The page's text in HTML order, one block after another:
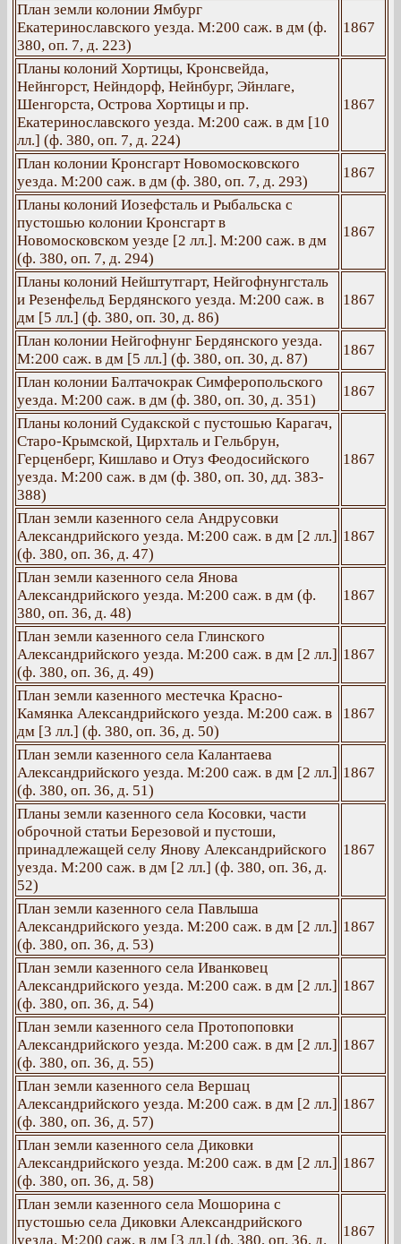
План земли колонии Ямбург
Екатеринославского уезда. М:200 саж. в дм (ф.
380, оп. 7, д. 223)
1867
Планы колоний Хортицы, Кронсвейда,
Нейнгорст, Нейндорф, Нейнбург, Эйнлаге,
Шенгорста, Острова Хортицы и пр.
Екатеринославского уезда. М:200 саж. в дм [10
лл.] (ф. 380, оп. 7, д. 224)
1867
План колонии Кронсгарт Новомосковского
уезда. М:200 саж. в дм (ф. 380, оп. 7, д. 293)
1867
Планы колоний Иозефсталь и Рыбальска с
пустошью колонии Кронсгарт в
Новомосковском уезде [2 лл.]. М:200 саж. в дм
(ф. 380, оп. 7, д. 294)
1867
Планы колоний Нейштутгарт, Нейгофнунгсталь
и Резенфельд Бердянского уезда. М:200 саж. в
дм [5 лл.] (ф. 380, оп. 30, д. 86)
1867
План колонии Нейгофнунг Бердянского уезда.
М:200 саж. в дм [5 лл.] (ф. 380, оп. 30, д. 87)
1867
План колонии Балтачокрак Симферопольского
уезда. М:200 саж. в дм (ф. 380, оп. 30, д. 351)
1867
Планы колоний Судакской с пустошью Карагач,
Старо-Крымской, Цирхталь и Гельбрун,
Герценберг, Кишлаво и Отуз Феодосийского
уезда. М:200 саж. в дм (ф. 380, оп. 30, дд. 383-
388)
1867
План земли казенного села Андрусовки
Александрийского уезда. М:200 саж. в дм [2 лл.]
(ф. 380, оп. 36, д. 47)
1867
План земли казенного села Янова
Александрийского уезда. М:200 саж. в дм (ф.
380, оп. 36, д. 48)
1867
План земли казенного села Глинского
Александрийского уезда. М:200 саж. в дм [2 лл.]
(ф. 380, оп. 36, д. 49)
1867
План земли казенного местечка Красно-
Камянка Александрийского уезда. М:200 саж. в
дм [3 лл.] (ф. 380, оп. 36, д. 50)
1867
План земли казенного села Калантаева
Александрийского уезда. М:200 саж. в дм [2 лл.]
(ф. 380, оп. 36, д. 51)
1867
Планы земли казенного села Косовки, части
оброчной статьи Березовой и пустоши,
принадлежащей селу Янову Александрийского
уезда. М:200 саж. в дм [2 лл.] (ф. 380, оп. 36, д.
52)
1867
План земли казенного села Павлыша
Александрийского уезда. М:200 саж. в дм [2 лл.]
(ф. 380, оп. 36, д. 53)
1867
План земли казенного села Иванковец
Александрийского уезда. М:200 саж. в дм [2 лл.]
(ф. 380, оп. 36, д. 54)
1867
План земли казенного села Протопоповки
Александрийского уезда. М:200 саж. в дм [2 лл.]
(ф. 380, оп. 36, д. 55)
1867
План земли казенного села Вершац
Александрийского уезда. М:200 саж. в дм [2 лл.]
(ф. 380, оп. 36, д. 57)
1867
План земли казенного села Диковки
Александрийского уезда. М:200 саж. в дм [2 лл.]
(ф. 380, оп. 36, д. 58)
1867
План земли казенного села Мошорина с
пустошью села Диковки Александрийского
уезда. М:200 саж. в дм [3 лл.] (ф. 380, оп. 36, д.
1867